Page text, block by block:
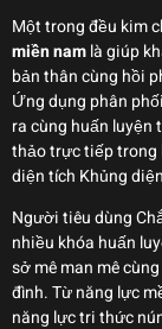
Một trong đều kim
miền namlà giúp
bản thân cùng hồi
Ứng dụng phân
ra cùng huấn
thảo trực tiếp trong
diện tích Khủng
Người tiêu dùng
nhiều khóa huấn
sở mê man mê
đình. Từ năng lực
năng lực tri thức